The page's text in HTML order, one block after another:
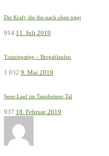
Die Kraft, die ihn nach oben trägt
914 11. Juli 2019
Trainingstipp – Bergablaufen
1.032 9. Mai 2019
Seen-Lauf im Tannheimer Tal
937 18. Februar 2019